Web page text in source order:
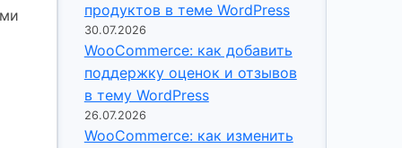
продуктов в теме WordPress
30.07.2026
WooCommerce: как добавить
поддержку оценок и отзывов
в тему WordPress
26.07.2026
WooCommerce: как изменить